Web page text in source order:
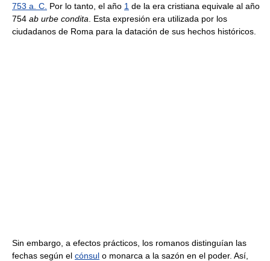
753 a. C. Por lo tanto, el año 1 de la era cristiana equivale al año
754 ab urbe condita . Esta expresión era utilizada por los
ciudadanos de Roma para la datación de sus hechos históricos.
Sin embargo, a efectos prácticos, los romanos distinguían las
fechas según el cónsul o monarca a la sazón en el poder. Así,